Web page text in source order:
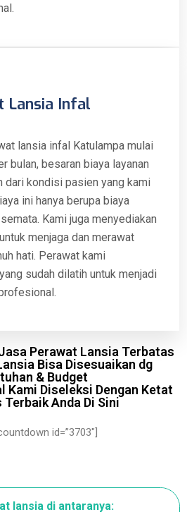
Lansia Infal
lansia infal Katulampa mulai
bulan, besaran biaya layanan
dari kondisi pasien yang kami
ini hanya berupa biaya
Kami juga menyediakan
menjaga dan merawat
hati. Perawat kami
sudah dilatih untuk menjadi
Perawat Lansia Terbatas
Bisa Disesuaikan dg
& Budget
Kami Diseleksi Dengan Ketat
Terbaik Anda Di Sini
id=”3703″]
lansia di antaranya: